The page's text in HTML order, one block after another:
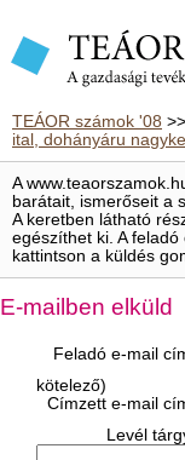
TEÁOR számok '08 >>
ital, dohányáru
A
barátait, ismerőseit a
A keretben látható
egészíthet ki. A
kattintson a küldés
E-mailben elküld
Feladó e-mail
kötelező)
Címzett e-mail
Levél